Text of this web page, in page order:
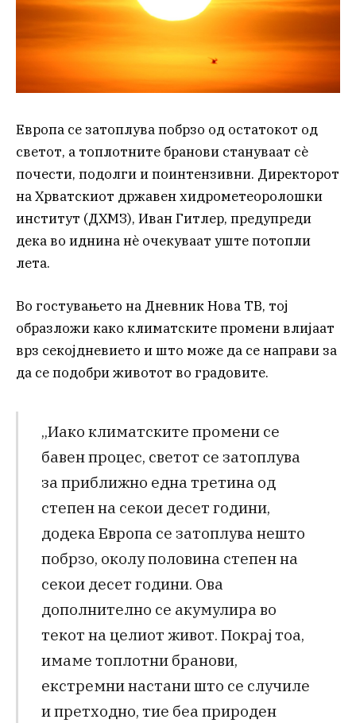
Европа се затоплува побрзо од остатокот од
светот, а топлотните бранови стануваат сè
почести, подолги и поинтензивни. Директорот
на Хрватскиот државен хидрометеоролошки
институт (ДХМЗ), Иван Гитлер, предупреди
дека во иднина нè очекуваат уште потопли
лета.
Во гостувањето на Дневник Нова ТВ, тој
образложи како климатските промени влијаат
врз секојдневието и што може да се направи за
да се подобри животот во градовите.
„Иако климатските промени се
бавен процес, светот се затоплува
за приближно една третина од
степен на секои десет години,
додека Европа се затоплува нешто
побрзо, околу половина степен на
секои десет години. Ова
дополнително се акумулира во
текот на целиот живот. Покрај тоа,
имаме топлотни бранови,
екстремни настани што се случиле
и претходно, тие беа природен